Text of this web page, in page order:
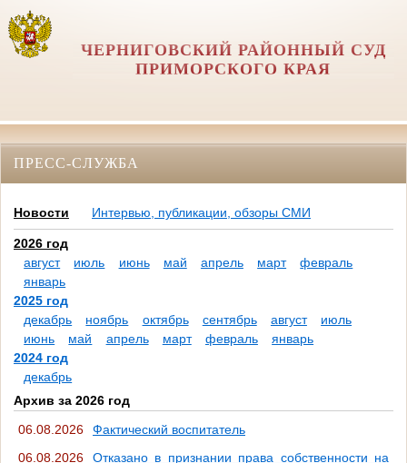
ЧЕРНИГОВСКИЙ РАЙОННЫЙ СУД
ПРИМОРСКОГО КРАЯ
ПРЕСС-СЛУЖБА
Новости Интервью, публикации, обзоры СМИ
2026 год
август
июль июнь май апрель март
февраль
январь
2025 год
декабрь
ноябрь октябрь сентябрь август
июль
июнь
май апрель март февраль
январь
2024 год
декабрь
Архив за 2026 год
06.08.2026
Фактический воспитатель
06.08.2026
Отказано в признании права собственности на